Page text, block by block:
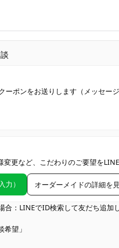
ポンをお送りします（メッセー
更など、こだわりのご要望を
） オーダーメイドの詳細を
：LINEでID検索して友だち追加
望」